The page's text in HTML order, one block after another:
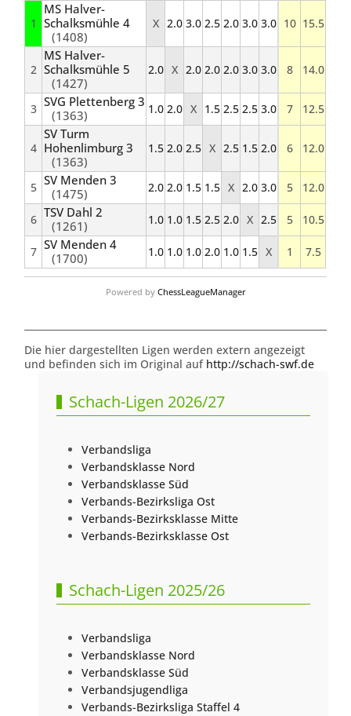
1
MS Halver-
Schalksmühle 4
(1408)
X 2.0 3.0 2.5 2.0 3.0 3.0 10 15.5
2
MS Halver-
Schalksmühle 5
(1427)
2.0 X 2.0 2.0 2.0 3.0 3.0 8 14.0
3 SVG Plettenberg 3
(1363)
1.0 2.0 X 1.5 2.5 2.5 3.0 7 12.5
4
SV Turm
Hohenlimburg 3
(1363)
1.5 2.0 2.5 X 2.5 1.5 2.0 6 12.0
5 SV Menden 3
(1475)
2.0 2.0 1.5 1.5 X 2.0 3.0 5 12.0
6 TSV Dahl 2
(1261)
1.0 1.0 1.5 2.5 2.0 X 2.5 5 10.5
7 SV Menden 4
(1700)
1.0 1.0 1.0 2.0 1.0 1.5 X 1 7.5
Powered by ChessLeagueManager
Die hier dargestellten Ligen werden extern angezeigt
und befinden sich im Original auf http://schach-swf.de
Schach-Ligen 2026/27
Verbandsliga
Verbandsklasse Nord
Verbandsklasse Süd
Verbands-Bezirksliga Ost
Verbands-Bezirksklasse Mitte
Verbands-Bezirksklasse Ost
Schach-Ligen 2025/26
Verbandsliga
Verbandsklasse Nord
Verbandsklasse Süd
Verbandsjugendliga
Verbands-Bezirksliga Staffel 4